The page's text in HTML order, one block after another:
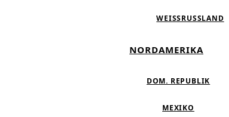
WEISSRUSSLAND
NORDAMERIKA
DOM. REPUBLIK
MEXIKO